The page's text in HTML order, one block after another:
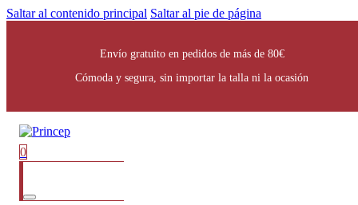
Saltar al contenido principal Saltar al pie de página
Envío gratuito en pedidos de más de 80€
Cómoda y segura, sin importar la talla ni la ocasión
0